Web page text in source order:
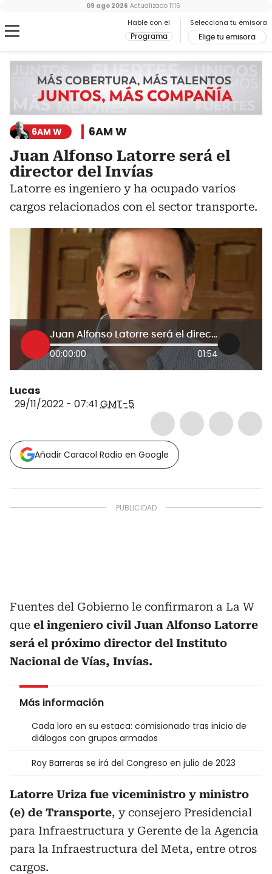
Hable con el
Programa
Selecciona tu emisora
Elige tu emisora
09 ago 2026 Actualizado 11:16
6AM W 6AM W
Juan Alfonso Latorre será el
director del Invías
Latorre es ingeniero y ha ocupado varios
cargos relacionados con el sector transporte.
Juan Alfonso Latorre será el director del Invias
00:00:00 01:54
Lucas
29/11/2022 - 07:41 GMT-5
Añadir Caracol Radio en Google
Fuentes del Gobierno le confirmaron a La W
que el ingeniero civil Juan Alfonso Latorre
será el próximo director del Instituto
Nacional de Vías, Invías.
Más información
Cada loro en su estaca: comisionado tras inicio de
diálogos con grupos armados
Roy Barreras se irá del Congreso en julio de 2023
Latorre Uriza fue viceministro y ministro
(e) de Transporte, y consejero Presidencial
para Infraestructura y Gerente de la Agencia
para la Infraestructura del Meta, entre otros
cargos.